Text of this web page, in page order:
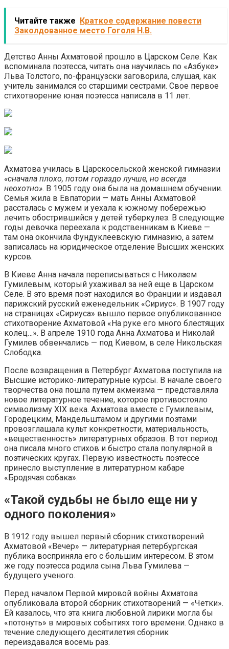
Читайте также Краткое содержание повести
Заколдованное место Гоголя Н.В.
Детство Анны Ахматовой прошло в Царском Селе. Как
вспоминала поэтесса, читать она научилась по «Азбуке»
Льва Толстого, по-французски заговорила, слушая, как
учитель занимался со старшими сестрами. Свое первое
стихотворение юная поэтесса написала в 11 лет.
Ахматова училась в Царскосельской женской гимназии
«сначала плохо, потом гораздо лучше, но всегда
неохотно». В 1905 году она была на домашнем обучении.
Семья жила в Евпатории — мать Анны Ахматовой
рассталась с мужем и уехала к южному побережью
лечить обострившийся у детей туберкулез. В следующие
годы девочка переехала к родственникам в Киеве —
там она окончила Фундуклеевскую гимназию, а затем
записалась на юридическое отделение Высших женских
курсов.
В Киеве Анна начала переписываться с Николаем
Гумилевым, который ухаживал за ней еще в Царском
Селе. В это время поэт находился во Франции и издавал
парижский русский еженедельник «Сириус». В 1907 году
на страницах «Сириуса» вышло первое опубликованное
стихотворение Ахматовой «На руке его много блестящих
колец…». В апреле 1910 года Анна Ахматова и Николай
Гумилев обвенчались — под Киевом, в селе Никольская
Слободка.
После возвращения в Петербург Ахматова поступила на
Высшие историко-литературные курсы. В начале своего
творчества она пошла путем акмеизма — представляла
новое литературное течение, которое противостояло
символизму XIX века. Ахматова вместе с Гумилевым,
Городецким, Мандельштамом и другими поэтами
провозглашала культ конкретности, материальность,
«вещественность» литературных образов. В тот период
она писала много стихов и быстро стала популярной в
поэтических кругах. Первую известность поэтессе
принесло выступление в литературном кабаре
«Бродячая собака».
«Такой судьбы не было еще ни у
одного поколения»
В 1912 году вышел первый сборник стихотворений
Ахматовой «Вечер» — литературная петербургская
публика восприняла его с большим интересом. В этом
же году поэтесса родила сына Льва Гумилева —
будущего ученого.
Перед началом Первой мировой войны Ахматова
опубликовала второй сборник стихотворений — «Четки».
Ей казалось, что эта книга любовной лирики могла бы
«потонуть» в мировых событиях того времени. Однако в
течение следующего десятилетия сборник
переиздавался восемь раз.